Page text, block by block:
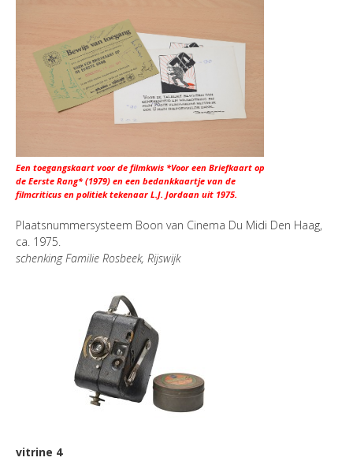
Een toegangskaart voor de filmkwis *Voor een Briefkaart op
de Eerste Rang* (1979) en een bedankkaartje van de
filmcriticus en politiek tekenaar L.J. Jordaan uit 1975.
Plaatsnummersysteem Boon van Cinema Du Midi Den Haag,
ca. 1975.
schenking Familie Rosbeek, Rijswijk
vitrine 4